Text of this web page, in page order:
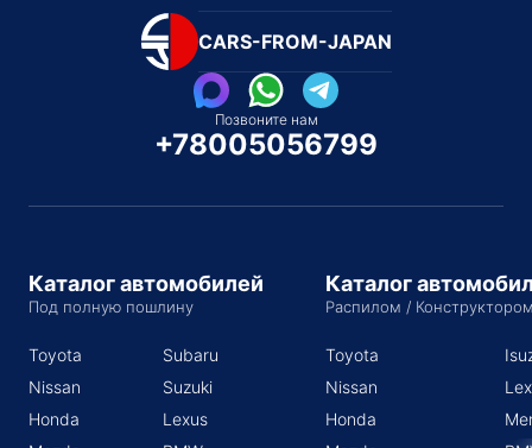
CARS-FROM-JAPAN
Позвоните нам
+78005056799
Каталог автомобилей
Под полную пошлину
Toyota
Nissan
Honda
Subaru
Suzuki
Lexus
Каталог
Распилом /
Toyota
Nissan
Honda